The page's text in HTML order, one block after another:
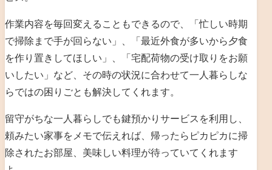
作業内容を毎回変えることもできるので、「忙しい時期
で掃除まで手が回らない」、「最近外食が多いから夕食
を作り置きしてほしい」、「宅配荷物の受け取りをお願
いしたい」など、その時の状況に合わせて一人暮らしな
らではの困りごとも解決してくれます。
留守がちな一人暮らしでも鍵預かりサービスを利用し、
頼みたい家事をメモで伝えれば、帰ったらピカピカに掃
除されたお部屋、美味しい料理が待っていてくれます